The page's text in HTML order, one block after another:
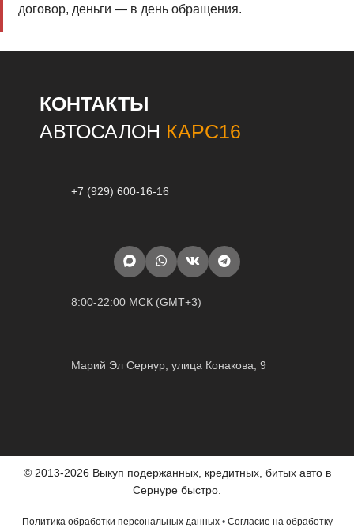
договор, деньги — в день обращения.
КОНТАКТЫ
АВТОСАЛОН КАРС16
+7 (929) 600-16-16
8:00-22:00 МСК (GMT+3)
Марий Эл Сернур, улица Конакова, 9
© 2013-2026 Выкуп подержанных, кредитных, битых авто в
Сернуре быстро.
Политика обработки персональных данных• Согласие на обработку